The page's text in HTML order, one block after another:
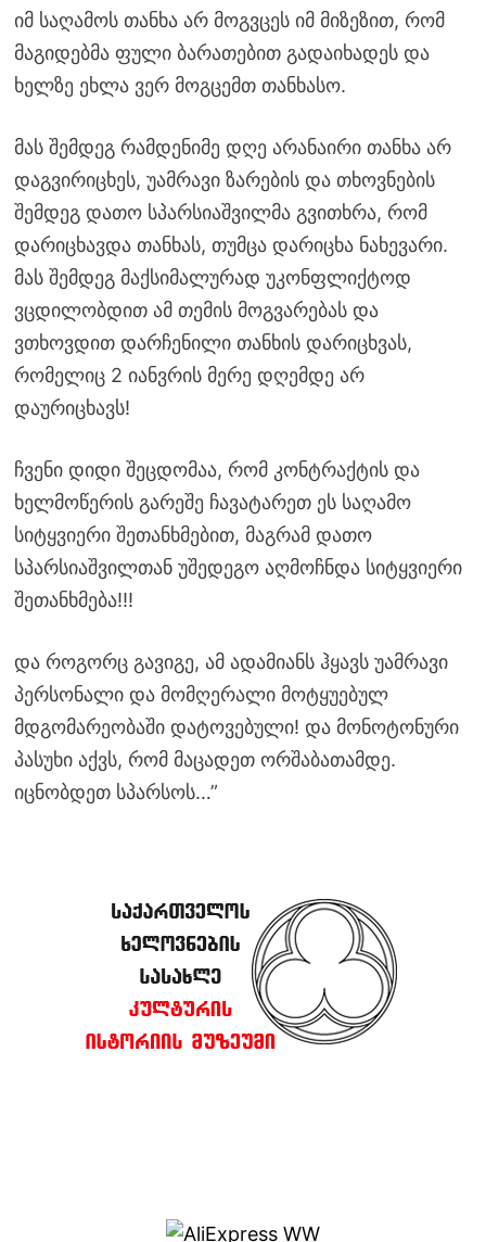
იმ საღამოს თანხა არ მოგვცეს იმ მიზეზით, რომ
მაგიდებმა ფული ბარათებით გადაიხადეს და
ხელზე ეხლა ვერ მოგცემთ თანხასო.
მას შემდეგ რამდენიმე დღე არანაირი თანხა არ
დაგვირიცხეს, უამრავი ზარების და თხოვნების
შემდეგ დათო სპარსიაშვილმა გვითხრა, რომ
დარიცხავდა თანხას, თუმცა დარიცხა ნახევარი.
მას შემდეგ მაქსიმალურად უკონფლიქტოდ
ვცდილობდით ამ თემის მოგვარებას და
ვთხოვდით დარჩენილი თანხის დარიცხვას,
რომელიც 2 იანვრის მერე დღემდე არ
დაურიცხავს!
ჩვენი დიდი შეცდომაა, რომ კონტრაქტის და
ხელმოწერის გარეშე ჩავატარეთ ეს საღამო
სიტყვიერი შეთანხმებით, მაგრამ დათო
სპარსიაშვილთან უშედეგო აღმოჩნდა სიტყვიერი
შეთანხმება!!!
და როგორც გავიგე, ამ ადამიანს ჰყავს უამრავი
პერსონალი და მომღერალი მოტყუებულ
მდგომარეობაში დატოვებული! და მონოტონური
პასუხი აქვს, რომ მაცადეთ ორშაბათამდე.
იცნობდეთ სპარსოს…”